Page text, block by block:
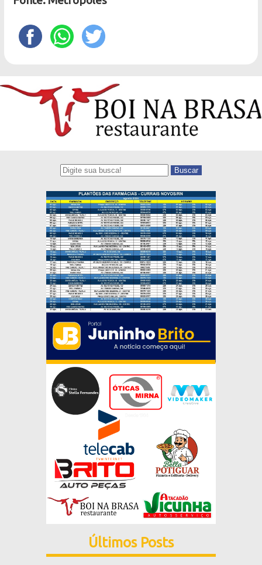
Buscar
Últimos Posts